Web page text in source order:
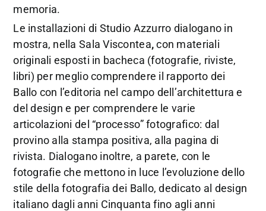
memoria.
Le installazioni di Studio Azzurro dialogano in
mostra, nella Sala Viscontea,con materiali
originali esposti in bacheca (fotografie, riviste,
libri) per meglio comprendere il rapporto dei
Ballo con l’editoria nel campo dell’architettura e
del design e per comprendere le varie
articolazioni del “processo” fotografico: dal
provino alla stampa positiva, alla pagina di
rivista. Dialogano inoltre, a parete, con le
fotografie che mettono in luce l’evoluzione dello
stile della fotografia dei Ballo, dedicato al design
italiano dagli anni Cinquanta fino agli anni